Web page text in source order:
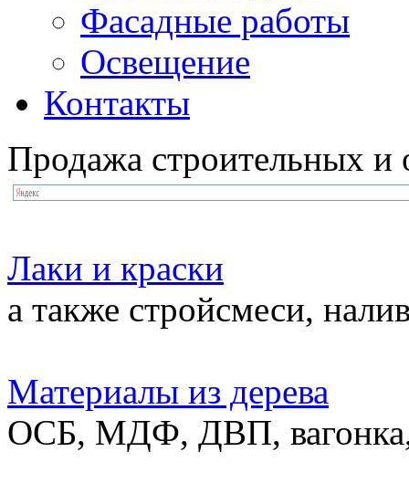
Фасадные работы
Освещение
Контакты
Продажа строительных и
Лаки и краски
а также стройсмеси,
Материалы из дерева
ОСБ, МДФ, ДВП,